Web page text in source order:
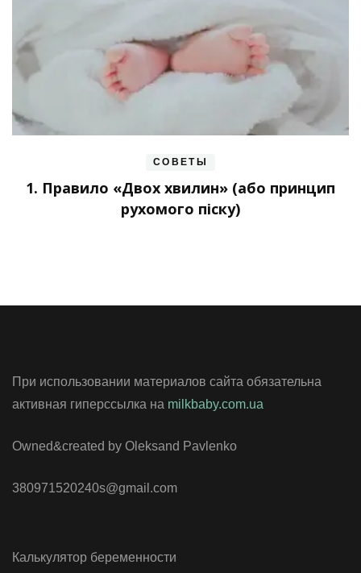
СОВЕТЫ
1. Правило «Двох хвилин» (або принцип
рухомого піску)
При использовании материалов сайта обязательна
активная гиперссылка на milkbaby.com.ua
Owned&created by Oleksand Pavlenko
380971520240s@gmail.com
Калькулятор беременности